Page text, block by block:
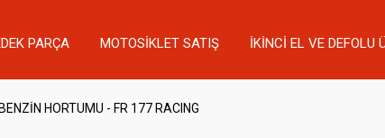
PARÇA MOTOSİKLET SATIŞ İKİNCİ EL VE DEFOLU
BENZİN HORTUMU - FR 177 RACING